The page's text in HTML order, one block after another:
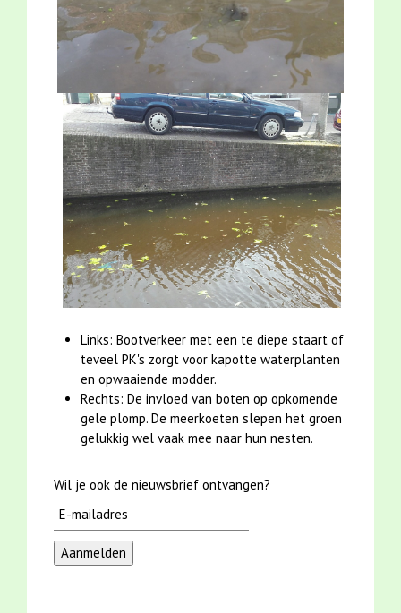
Links: Bootverkeer met een te diepe staart of
teveel PK's zorgt voor kapotte waterplanten
en opwaaiende modder.
Rechts: De invloed van boten op opkomende
gele plomp. De meerkoeten slepen het groen
gelukkig wel vaak mee naar hun nesten.
Wil je ook de nieuwsbrief ontvangen?